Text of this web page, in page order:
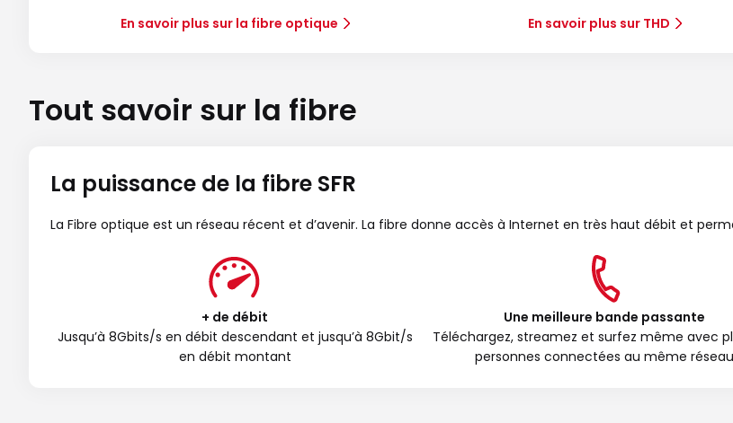
En savoir plus sur la fibre optique En savoir plus sur THD
Tout savoir sur la fibre
La puissance de la fibre SFR
La Fibre optique est un réseau récent et d’avenir. La fibre donne accès à Internet en très haut débit et
+ de débit
Jusqu’à 8Gbits/s en débit descendant et jusqu’à 8Gbit/s
en débit montant
Une meilleure bande passante
Téléchargez, streamez et surfez même avec
personnes connectées au même réseau